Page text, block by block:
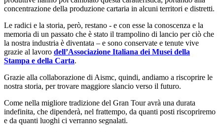
concentrazione della produzione cartaria in alcuni territori e distretti.
Le radici e la storia, però, restano - e con esse la conoscenza e la
memoria di un passato che è stato il trampolino di lancio per ciò che
la nostra industria è diventata – e sono conservate e tenute vive
grazie al lavoro dell’Associazione Italiana dei Musei della
Stampa e della Carta.
Grazie alla collaborazione di Aismc, quindi, andiamo a riscoprire le
nostra storia, per trovare maggiore slancio verso il futuro.
Come nella migliore tradizione del Gran Tour avrà una durata
indefinita, che dipenderà, nel frattempo, da quanti posti riscopriremo
e da quanti luoghi ci verranno segnalati.